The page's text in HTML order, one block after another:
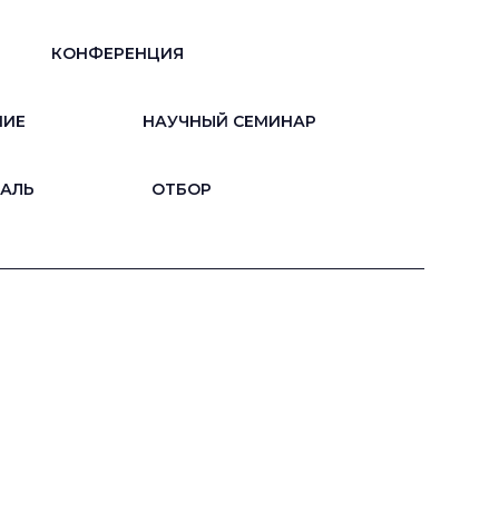
КОНФЕРЕНЦИЯ
НАУЧНЫЙ СЕМИНАР
ОТБОР